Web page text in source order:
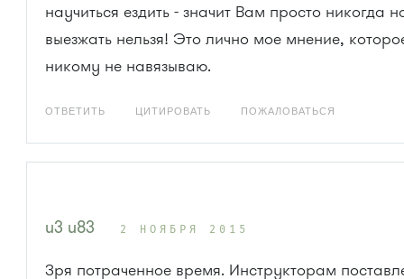
научиться ездить - значит Вам просто никогда
выезжать нельзя! Это лично мое мнение,
никому не навязываю.
ОТВЕТИТЬ ЦИТИРОВАТЬ ПОЖАЛОВАТЬСЯ
u3 u83 2 НОЯБРЯ 2015
Зря потраченное время. Инструкторам